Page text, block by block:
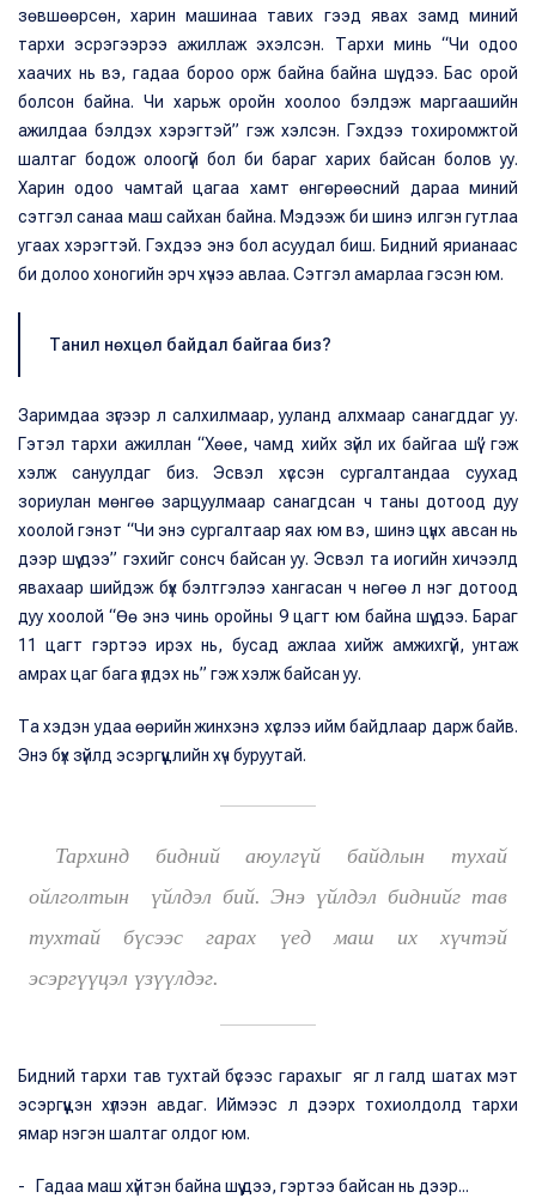
зөвшөөрсөн, харин машинаа тавих гээд явах замд миний
тархи эсрэгээрээ ажиллаж эхэлсэн. Тархи минь “Чи одоо
хаачих нь вэ, гадаа бороо орж байна байна шүү дээ. Бас орой
болсон байна. Чи харьж оройн хоолоо бэлдэж маргаашийн
ажилдаа бэлдэх хэрэгтэй” гэж хэлсэн. Гэхдээ тохиромжтой
шалтаг бодож олоогүй бол би бараг харих байсан болов уу.
Харин одоо чамтай цагаа хамт өнгөрөөсний дараа миний
сэтгэл санаа маш сайхан байна. Мэдээж би шинэ илгэн гутлаа
угаах хэрэгтэй. Гэхдээ энэ бол асуудал биш. Бидний ярианаас
би долоо хоногийн эрч хүчээ авлаа. Сэтгэл амарлаа гэсэн юм.
Танил нөхцөл байдал байгаа биз?
Заримдаа зүгээр л салхилмаар, ууланд алхмаар санагддаг уу.
Гэтэл тархи ажиллан “Хөөе, чамд хийх зүйл их байгаа шүү” гэж
хэлж сануулдаг биз. Эсвэл хүссэн сургалтандаа суухад
зориулан мөнгөө зарцуулмаар санагдсан ч таны дотоод дуу
хоолой гэнэт “Чи энэ сургалтаар яах юм вэ, шинэ цүнх авсан нь
дээр шүү дээ” гэхийг сонсч байсан уу. Эсвэл та иогийн хичээлд
явахаар шийдэж бүх бэлтгэлээ хангасан ч нөгөө л нэг дотоод
дуу хоолой “Өө энэ чинь оройны 9 цагт юм байна шүү дээ. Бараг
11 цагт гэртээ ирэх нь, бусад ажлаа хийж амжихгүй, унтаж
амрах цаг бага үлдэх нь” гэж хэлж байсан уу.
Та хэдэн удаа өөрийн жинхэнэ хүслээ ийм байдлаар дарж байв.
Энэ бүх зүйлд эсэргүүцлийн хүч буруутай.
Тархинд бидний аюулгүй байдлын тухай
ойлголтын үйлдэл бий. Энэ үйлдэл биднийг тав
тухтай бүсээс гарах үед маш их хүчтэй
эсэргүүцэл үзүүлдэг.
Бидний тархи тав тухтай бүсээс гарахыг яг л галд шатах мэт
эсэргүүцэн хүлээн авдаг. Иймээс л дээрх тохиолдолд тархи
ямар нэгэн шалтаг олдог юм.
- Гадаа маш хүйтэн байна шүү дээ, гэртээ байсан нь дээр...